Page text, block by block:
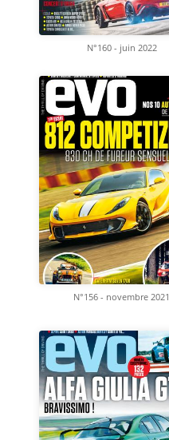
N°160 - juin 2022
N°156 - novembre 2021